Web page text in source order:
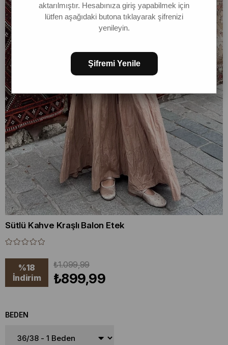
Sütlü Kahve Kraşlı Balon Etek
%18
İndirim
₺1.099,99
₺899,99
BEDEN
aktarılmıştır. Hesabınıza giriş yapabilmek için
lütfen aşağıdaki butona tıklayarak şifrenizi
yenileyin.
Şifremi Yenile